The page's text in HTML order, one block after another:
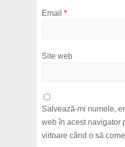
Email *
Site web
Salvează-mi numele,
web în acest navigator
viitoare când o să